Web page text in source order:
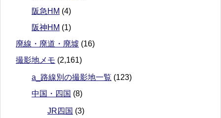
阪急HM (4)
阪神HM (1)
廃線・廃道・廃墟 (16)
撮影地メモ (2,161)
a_路線別の撮影地一覧 (123)
中国・四国 (8)
JR四国 (3)